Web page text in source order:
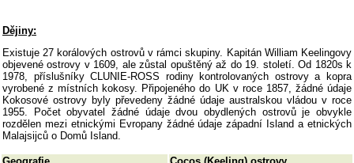
Dějiny:
Existuje 27 korálových ostrovů v rámci skupiny. Kapitán William Keelingovy
objevené ostrovy v 1609, ale zůstal opuštěný až do 19. století. Od 1820s k
1978, příslušníky CLUNIE-ROSS rodiny kontrolovaných ostrovy a kopra
vyrobené z místních kokosy. Připojeného do UK v roce 1857, žádné údaje
Kokosové ostrovy byly převedeny žádné údaje australskou vládou v roce
1955. Počet obyvatel žádné údaje dvou obydlených ostrovů je obvykle
rozdělen mezi etnickými Evropany žádné údaje západní Island a etnických
Malajsijců o Domů Island.